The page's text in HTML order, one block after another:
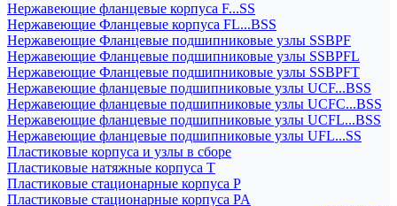
Нержавеющие фланцевые корпуса F...SS
Нержавеющие Фланцевые корпуса FL...BSS
Нержавеющие Фланцевые подшипниковые узлы SSBPF
Нержавеющие Фланцевые подшипниковые узлы SSBPFL
Нержавеющие Фланцевые подшипниковые узлы SSBPFT
Нержавеющие фланцевые подшипниковые узлы UCF...BSS
Нержавеющие фланцевые подшипниковые узлы UCFC...BSS
Нержавеющие фланцевые подшипниковые узлы UCFL...BSS
Нержавеющие фланцевые подшипниковые узлы UFL...SS
Пластиковые корпуса и узлы в сборе
Пластиковые натяжные корпуса T
Пластиковые стационарные корпуса P
Пластиковые стационарные корпуса PA